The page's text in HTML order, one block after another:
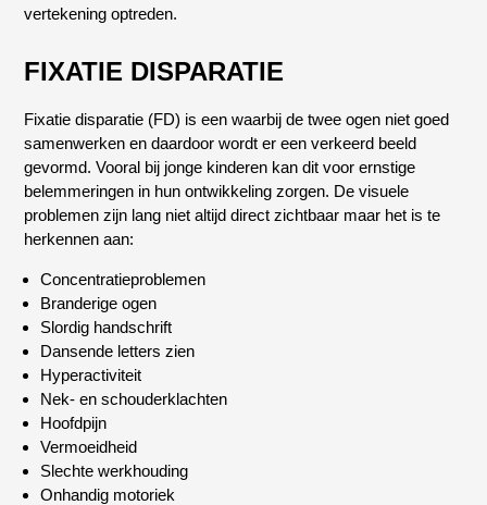
vertekening optreden.
FIXATIE DISPARATIE
Fixatie disparatie (FD) is een waarbij de twee ogen niet goed
samenwerken en daardoor wordt er een verkeerd beeld
gevormd. Vooral bij jonge kinderen kan dit voor ernstige
belemmeringen in hun ontwikkeling zorgen. De visuele
problemen zijn lang niet altijd direct zichtbaar maar het is te
herkennen aan:
Concentratieproblemen
Branderige ogen
Slordig handschrift
Dansende letters zien
Hyperactiviteit
Nek- en schouderklachten
Hoofdpijn
Vermoeidheid
Slechte werkhouding
Onhandig motoriek